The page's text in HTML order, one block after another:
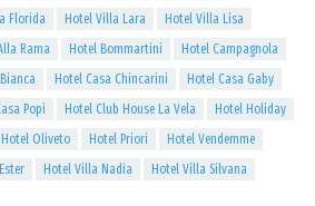
Florida Hotel Villa Lara
Hotel Villa Lisa
Rama Hotel Bommartini
Hotel Campagnola
Hotel Casa Chincarini
Hotel Casa Gaby
Popi Hotel Club House La Vela
Hotel Holiday
Hotel Oliveto Hotel Priori
Hotel Vendemme
Hotel Villa Nadia Hotel Villa Silvana